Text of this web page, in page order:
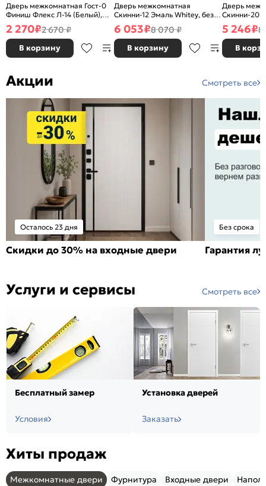
Дверь межкомнатная Гост-0
Финиш Флекс Л-14 (Белый),
глухая, каркасно-щитовая
2 270₽2 670 ₽
В корзину
Дверь межкомнатная
Скинни-12 Эмаль Whitey, без
декора, глухая, без стекла,
без кромки, скиновая
6 053₽8 070 ₽
В корзину
Дверь
Скинни-20
декора,
без кромки,
5 246₽8
В
Акции Смотреть все
Осталось 23 дня
Скидки до 30% на входные двери
Без срока
Гарантия
Услуги и сервисы Смотреть все
Бесплатный замер
Условия
Установка дверей
Заказать
Хиты продаж
Межкомнатные двери Фурнитура Входные двери